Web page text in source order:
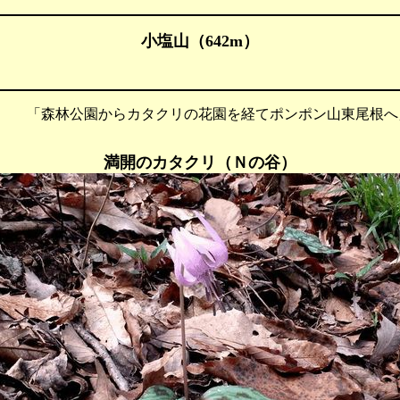
小塩山（642m）
森林公園からカタクリの花園を経てポンポン山東尾根へ
満開のカタクリ（Ｎの谷）